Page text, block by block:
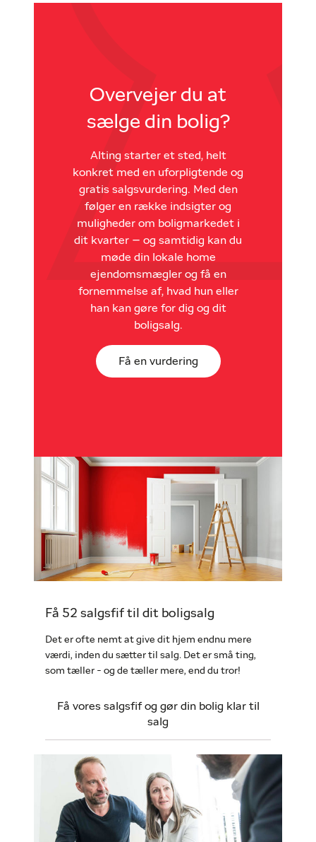
Overvejer du at
sælge din bolig?
Alting starter et sted, helt
konkret med en uforpligtende og
gratis salgsvurdering. Med den
følger en række indsigter og
muligheder om boligmarkedet i
dit kvarter – og samtidig kan du
møde din lokale home
ejendomsmægler og få en
fornemmelse af, hvad hun eller
han kan gøre for dig og dit
boligsalg.
Få en vurdering
Få 52 salgsfif til dit boligsalg
Det er ofte nemt at give dit hjem endnu mere
værdi, inden du sætter til salg. Det er små ting,
som tæller - og de tæller mere, end du tror!
Få vores salgsfif og gør din bolig klar til
salg